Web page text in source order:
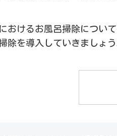
おけるお風呂掃除につい
除を導入していきましょう